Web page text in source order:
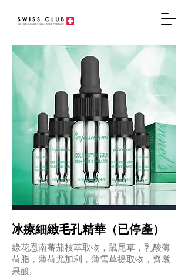
冰療細緻毛孔精華（已停產）
綠花恩南蕃茄枝萃取物，鼠尾草，乳酸薄
荷脂，薄荷尤加利，薄雪草提取物，齊墩
果酸。